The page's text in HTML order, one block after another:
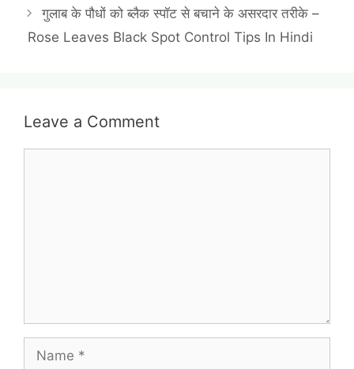
गुलाब के पौधों को ब्लैक स्पॉट से बचाने के असरदार तरीके –
Rose Leaves Black Spot Control Tips In Hindi
Leave a Comment
Name